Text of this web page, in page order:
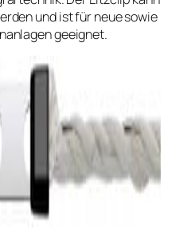
und ist für neue sowie
geeignet.